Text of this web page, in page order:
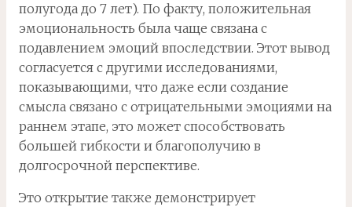
полугода до 7 лет). По факту, положительная
эмоциональность была чаще связана с
подавлением эмоций впоследствии. Этот вывод
согласуется с другими исследованиями,
показывающими, что даже если создание
смысла связано с отрицательными эмоциями на
раннем этапе, это может способствовать
большей гибкости и благополучию в
долгосрочной перспективе.
Это открытие также демонстрирует